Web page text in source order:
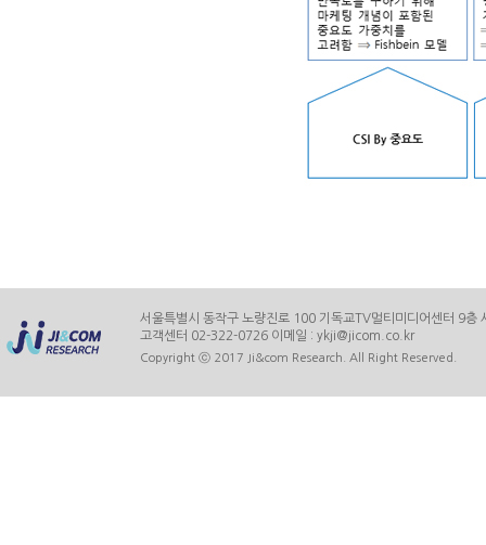
서울특별시 동작구 노량진로 100 기독교TV멀티미디어센터 9
고객센터 02-322-0726 이메일 : ykji@jicom.co.kr
Copyright ⓒ 2017 Ji&com Research. All Right Reserved.